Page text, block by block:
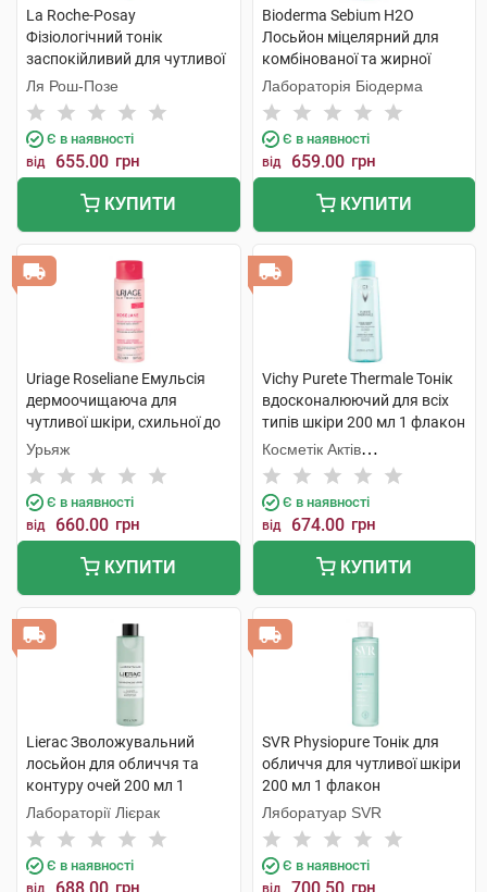
La Roche-Posay
Фізіологічний тонік
заспокійливий для чутливої
шкіри обличчя 200 мл 1
флакон
Ля Рош-Позе
Є в наявності
від 655.00 грн
КУПИТИ
Bioderma Sebium H2O
Лосьйон міцелярний для
комбінованої та жирної
шкіри 500 мл 1 флакон
Лабораторія Біодерма
Є в наявності
від 659.00 грн
КУПИТИ
Uriage Roseliane Емульсія
дермоочищаюча для
чутливої шкіри, схильної до
почервоніння 250 мл 1
флакон
Урьяж
Є в наявності
від 660.00 грн
КУПИТИ
Vichy Purete Thermale Тонік
вдосконалюючий для всіх
типів шкіри 200 мл 1 флакон
Косметік Актів
Інтернаціональ
Є в наявності
від 674.00 грн
КУПИТИ
Lierac Зволожувальний
лосьйон для обличчя та
контуру очей 200 мл 1
флакон
Лабораторії Лієрак
Є в наявності
від грн
SVR Physiopure Тонік для
обличчя для чутливої шкіри
200 мл 1 флакон
Ляборатуар SVR
Є в наявності
від грн